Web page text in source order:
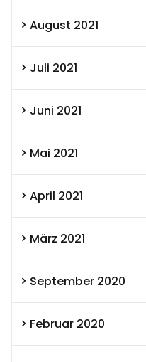
August 2021
Juli 2021
Juni 2021
Mai 2021
April 2021
März 2021
September 2020
Februar 2020